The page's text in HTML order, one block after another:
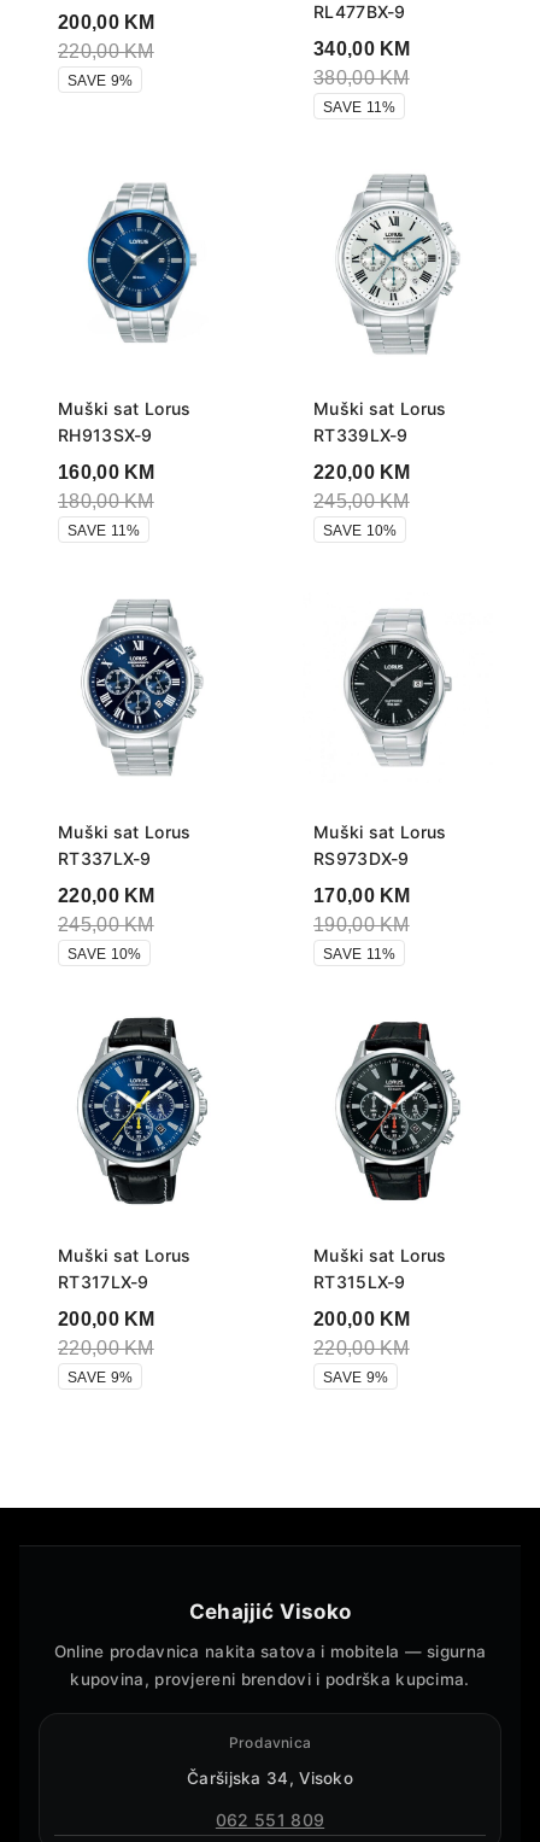
200,00 KM
220,00KM
SAVE 9%
RL477BX-9
340,00 KM
380,00KM
SAVE 11%
Muški sat Lorus
RH913SX-9
160,00 KM
180,00KM
SAVE 11%
Muški sat Lorus
RT339LX-9
220,00 KM
245,00KM
SAVE 10%
Muški sat Lorus
RT337LX-9
220,00 KM
245,00KM
SAVE 10%
Muški sat Lorus
RS973DX-9
170,00 KM
190,00KM
SAVE 11%
Muški sat Lorus
RT317LX-9
200,00 KM
220,00KM
SAVE 9%
Muški sat Lorus
RT315LX-9
200,00 KM
220,00KM
SAVE 9%
Cehajjić Visoko
Online prodavnica nakita satova i mobitela — sigurna
kupovina, provjereni brendovi i podrška kupcima.
Prodavnica
Čaršijska 34, Visoko
062 551 809